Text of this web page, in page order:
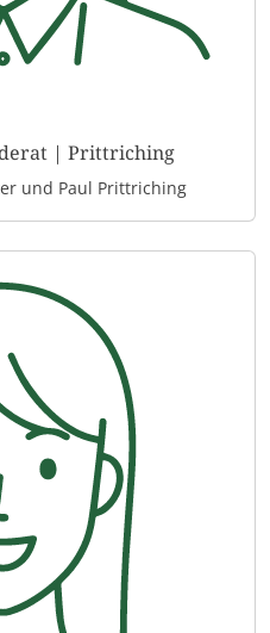
| Prittriching
und Paul Prittriching